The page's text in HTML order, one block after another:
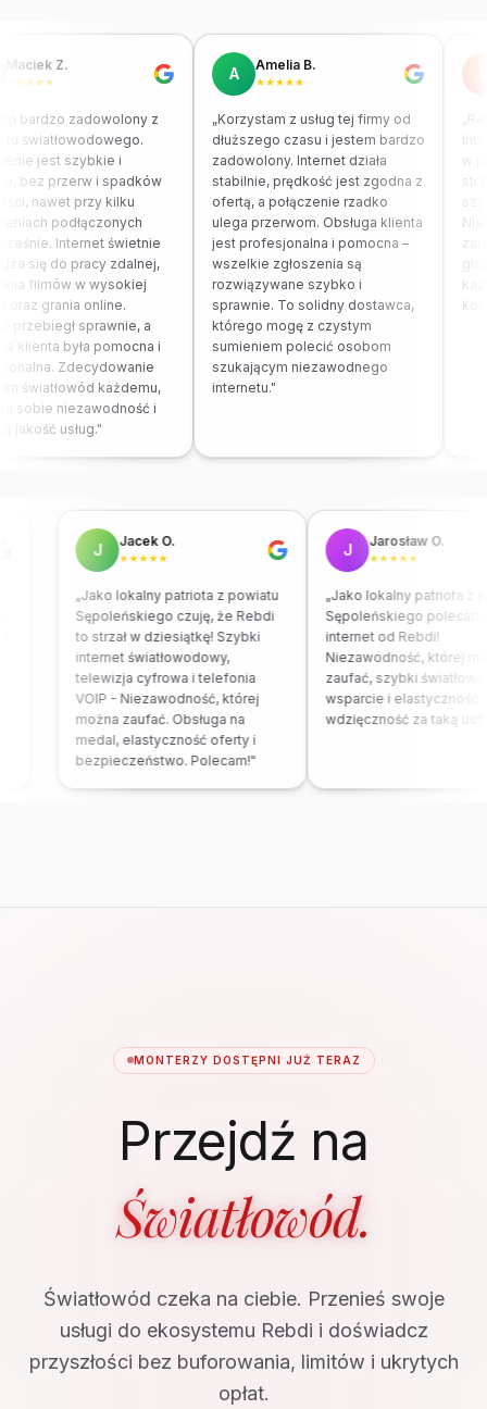
Maciek Z.
★★★★★
bardzo zadowolony z
światłowodowego.
jest szybkie i
bez przerw i spadków
nawet przy kilku
podłączonych
Internet świetnie
się do pracy zdalnej,
filmów w wysokiej
oraz grania online.
przebiegł sprawnie, a
klienta była pomocna i
Zdecydowanie
światłowód każdemu,
sobie niezawodność i
jakość usług."
A Amelia B.
★★★★★
„Korzystam z usług tej firmy od
dłuższego czasu i jestem bardzo
zadowolony. Internet działa
stabilnie, prędkość jest zgodna z
ofertą, a połączenie rzadko
ulega przerwom. Obsługa klienta
jest profesjonalna i pomocna –
wszelkie zgłoszenia są
rozwiązywane szybko i
sprawnie. To solidny dostawca,
którego mogę z czystym
sumieniem polecić osobom
szukającym niezawodnego
internetu."
w
J Jacek O.
★★★★★
„Jako lokalny patriota z powiatu
Sępoleńskiego czuję, że Rebdi
to strzał w dziesiątkę! Szybki
internet światłowodowy,
telewizja cyfrowa i telefonia
VOIP - Niezawodność, której
można zaufać. Obsługa na
medal, elastyczność oferty i
bezpieczeństwo. Polecam!"
J Jarosław O.
★★★★★
„Jako lokalny patriota z
Sępoleńskiego
internet od Rebdi!
Niezawodność, której
zaufać, szybki
wsparcie i elastyczność
wdzięczność za taką
MONTERZY DOSTĘPNI JUŻ TERAZ
Przejdź na
Światłowód.
Światłowód czeka na ciebie. Przenieś swoje
usługi do ekosystemu Rebdi i doświadcz
przyszłości bez buforowania, limitów i ukrytych
opłat.